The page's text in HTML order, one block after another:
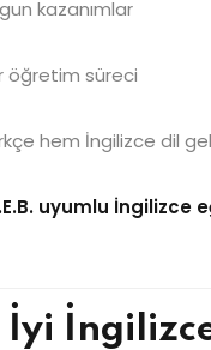
kazanımlar
öğretim süreci
hem İngilizce dil
uyumlu İngilizce
İyi